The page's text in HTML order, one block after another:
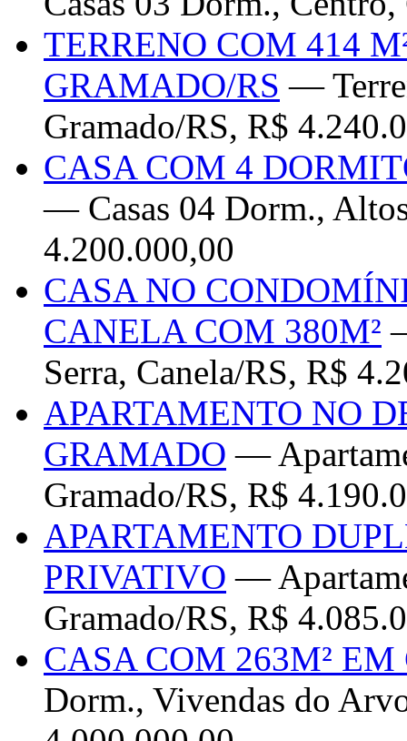
TERRENO COM 414
GRAMADO/RS —
Gramado/RS, R$
CASA COM 4
— Casas 04 Dorm.,
4.200.000,00
CASA NO
CANELA COM 380M²
Serra, Canela/RS, R$
APARTAMENTO NO
GRAMADO —
Gramado/RS, R$
APARTAMENTO
PRIVATIVO —
Gramado/RS, R$
CASA COM 263M²
Dorm., Vivendas do